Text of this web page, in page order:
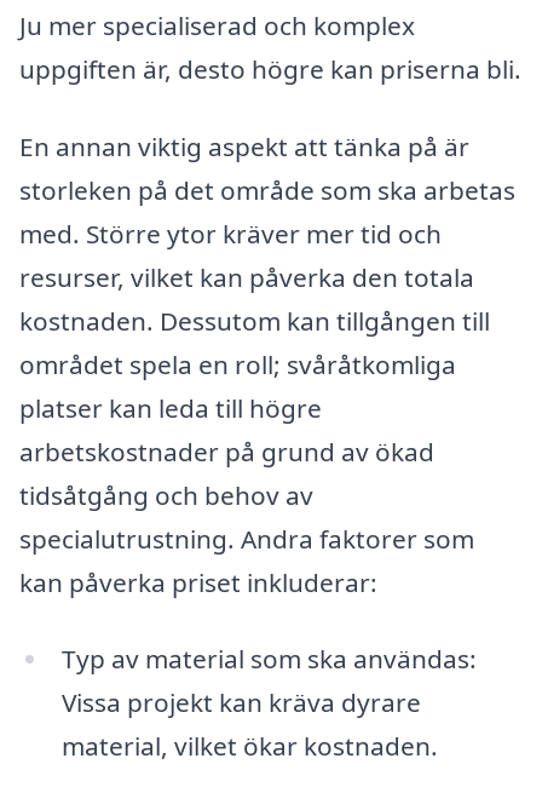
Ju mer specialiserad och komplex
uppgiften är, desto högre kan priserna bli.
En annan viktig aspekt att tänka på är
storleken på det område som ska arbetas
med. Större ytor kräver mer tid och
resurser, vilket kan påverka den totala
kostnaden. Dessutom kan tillgången till
området spela en roll; svåråtkomliga
platser kan leda till högre
arbetskostnader på grund av ökad
tidsåtgång och behov av
specialutrustning. Andra faktorer som
kan påverka priset inkluderar:
Typ av material som ska användas:
Vissa projekt kan kräva dyrare
material, vilket ökar kostnaden.